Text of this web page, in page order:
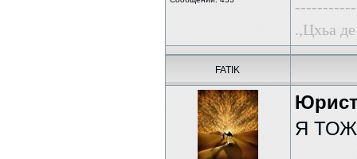
.,Цхьа
FATIK
Я